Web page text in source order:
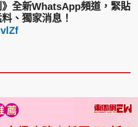
全新WhatsApp頻道，緊貼
、獨家消息！